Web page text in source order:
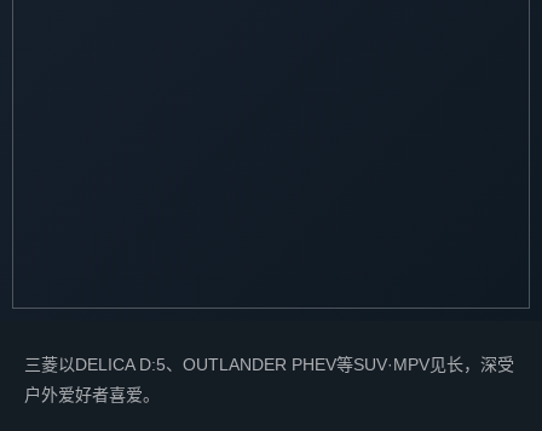
三菱以DELICA D:5、OUTLANDER PHEV等SUV·MPV见长，深受
户外爱好者喜爱。